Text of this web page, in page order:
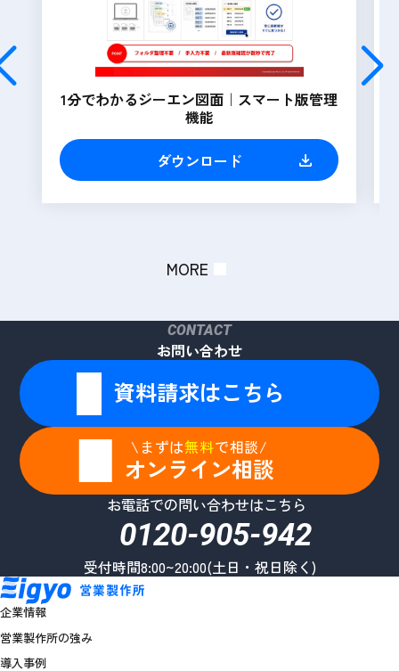
1分でわかるジーエン図面｜スマート版管理
機能
ダウンロード
MORE
CONTACT
お問い合わせ
資料請求はこちら
\まずは無料で相談/
オンライン相談
お電話での問い合わせはこちら
0120-905-942
受付時間8:00~20:00(土日・祝日除く)
企業情報
営業製作所の強み
導入事例